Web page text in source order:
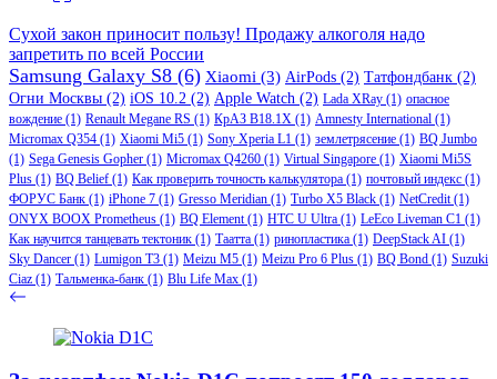
Сухой закон приносит пользу! Продажу алкоголя надо
запретить по всей России
Samsung Galaxy S8 (6) Xiaomi (3) AirPods (2) Татфондбанк (2)
Огни Москвы (2) iOS 10.2 (2) Apple Watch (2) Lada XRay (1) опасное
вождение (1) Renault Megane RS (1) КрАЗ В18.1Х (1) Amnesty International (1)
Micromax Q354 (1) Xiaomi Mi5 (1) Sony Xperia L1 (1) землетрясение (1) BQ Jumbo
(1) Sega Genesis Gopher (1) Micromax Q4260 (1) Virtual Singapore (1) Xiaomi Mi5S
Plus (1) BQ Belief (1) Как проверить точность калькулятора (1) почтовый индекс (1)
ФОРУС Банк (1) iPhone 7 (1) Gresso Meridian (1) Turbo X5 Black (1) NetCredit(1)
ONYX BOOX Prometheus (1) BQ Element(1) HTC U Ultra (1) LeEco Liveman C1 (1)
Как научится танцевать тектоник (1) Таатта (1) ринопластика (1) DeepStack AI (1)
Sky Dancer (1) Lumigon T3 (1) Meizu M5 (1) Meizu Pro 6 Plus (1) BQ Bond (1) Suzuki
Ciaz (1) Тальменка-банк (1) Blu Life Max (1)